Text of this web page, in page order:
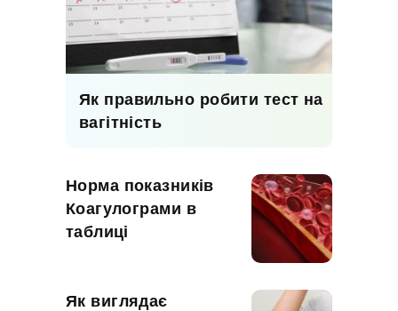
Як правильно робити тест на
вагітність
Норма показників
Коагулограми в
таблиці
Як виглядає